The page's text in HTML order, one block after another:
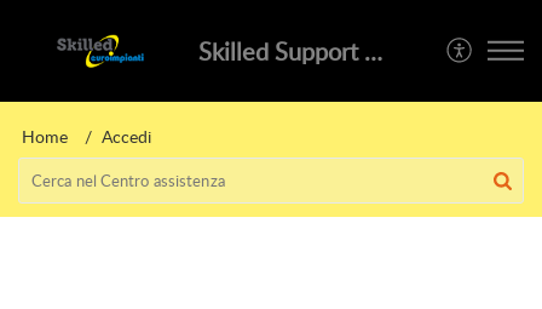
Skilled Support Portal
Home Accedi